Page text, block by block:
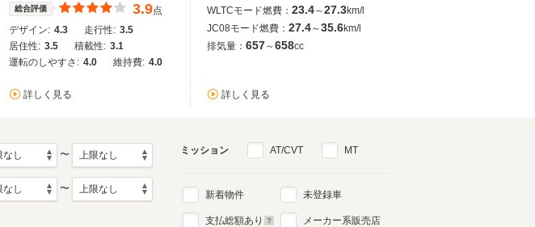
総合評価 3.9点
デザイン: 4.3 走行性: 3.5
居住性: 3.5 積載性: 3.1
運転のしやすさ: 4.0 維持費: 4.0
詳しく見る
WLTCモード燃費： 23.4～27.3km/l
JC08モード燃費： 27.4～35.6km/l
排気量： 657～658cc
詳しく見る
〜
〜
ミッション AT/CVT MT
新着物件
支払総額あり
未登録車
メーカー系販売店